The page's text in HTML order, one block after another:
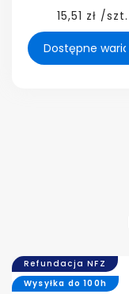
15,51 zł /szt.
Refundacja NFZ
Wysyłka do 100h